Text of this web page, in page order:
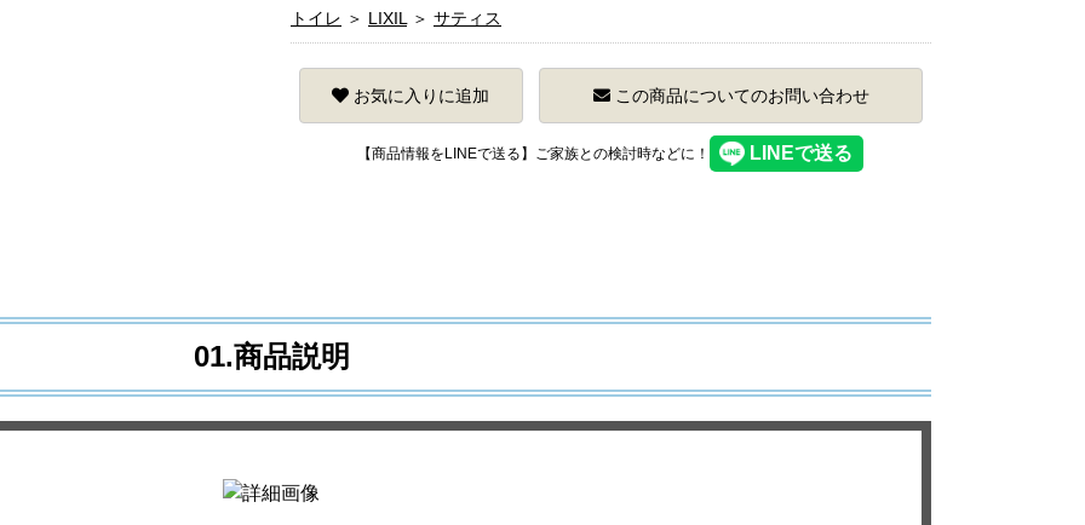
トイレ ＞ LIXIL ＞ サティス
お気に入りに追加 この商品についてのお問い合わせ
【商品情報をLINEで送る】ご家族との検討時などに！
01.商品説明